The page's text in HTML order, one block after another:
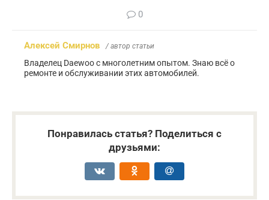
0
Алексей Смирнов / автор статьи
Владелец Daewoo с многолетним опытом. Знаю всё о
ремонте и обслуживании этих автомобилей.
Понравилась статья? Поделиться с
друзьями: